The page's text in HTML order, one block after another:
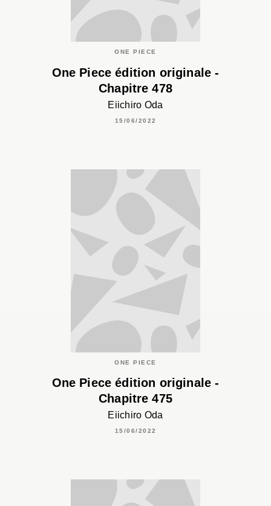
ONE PIECE
One Piece édition originale -
Chapitre 478
Eiichiro Oda
15/06/2022
ONE PIECE
One Piece édition originale -
Chapitre 475
Eiichiro Oda
15/06/2022